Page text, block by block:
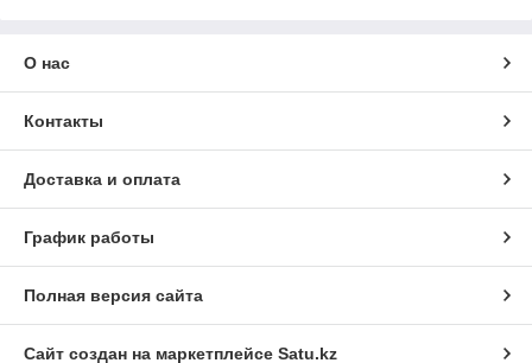
О нас
Контакты
Доставка и оплата
График работы
Полная версия сайта
Сайт создан на маркетплейсе Satu.kz